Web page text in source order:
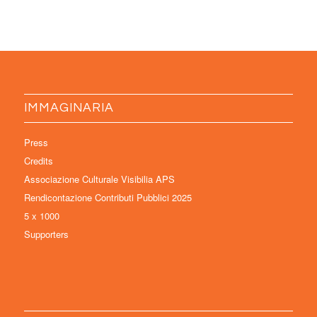
IMMAGINARIA
Press
Credits
Associazione Culturale Visibilia APS
Rendicontazione Contributi Pubblici 2025
5 x 1000
Supporters